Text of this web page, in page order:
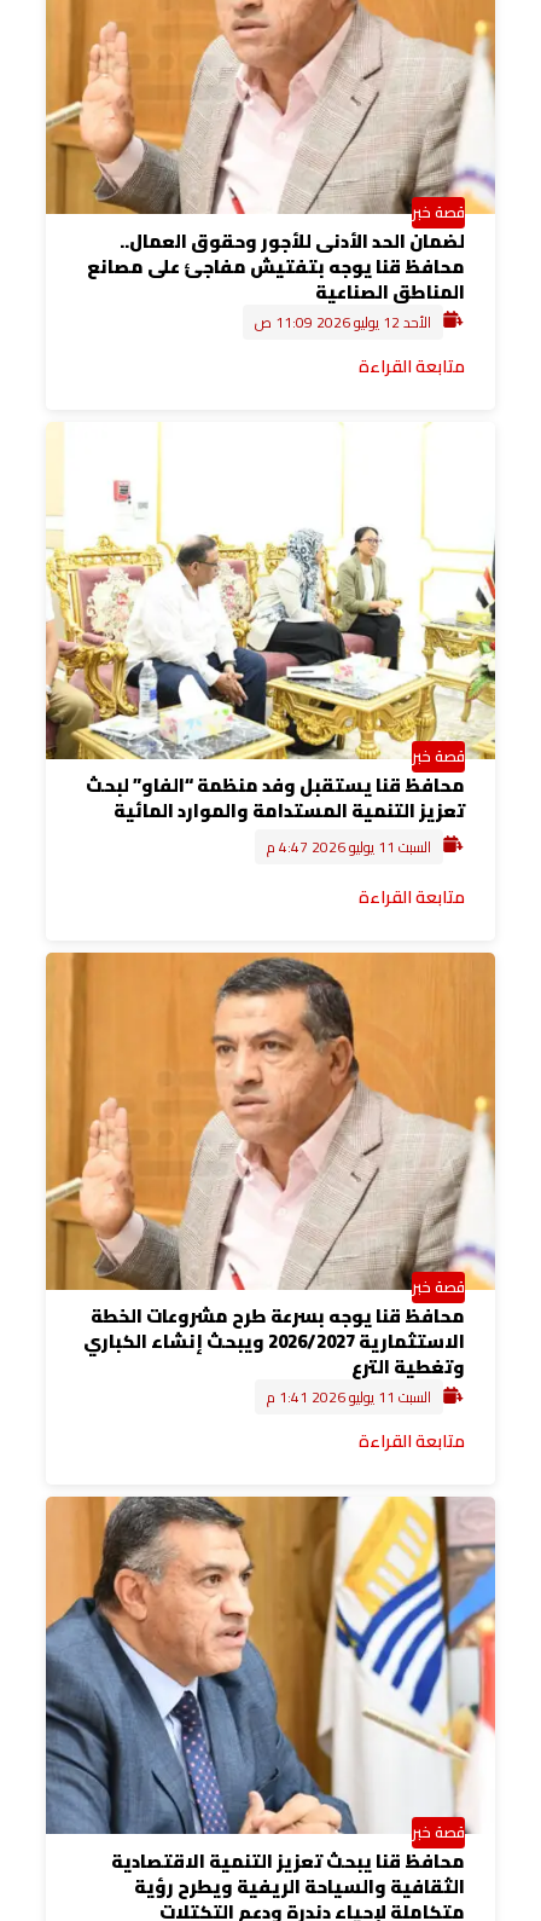
قصة خبر
لضمان الحد الأدنى للأجور وحقوق العمال..
محافظ قنا يوجه بتفتيش مفاجئ على مصانع
المناطق الصناعية
الأحد 12 يوليو 2026 11:09 ص
متابعة القراءة
قصة خبر
محافظ قنا يستقبل وفد منظمة “الفاو” لبحث
تعزيز التنمية المستدامة والموارد المائية
السبت 11 يوليو 2026 4:47 م
متابعة القراءة
قصة خبر
محافظ قنا يوجه بسرعة طرح مشروعات الخطة
الاستثمارية 2026/2027 ويبحث إنشاء الكباري
وتغطية الترع
السبت 11 يوليو 2026 1:41 م
متابعة القراءة
قصة خبر
محافظ قنا يبحث تعزيز التنمية الاقتصادية
الثقافية والسياحة الريفية ويطرح رؤية
متكاملة لإحياء دندرة ودعم التكتلات